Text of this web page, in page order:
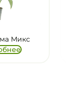
Микс